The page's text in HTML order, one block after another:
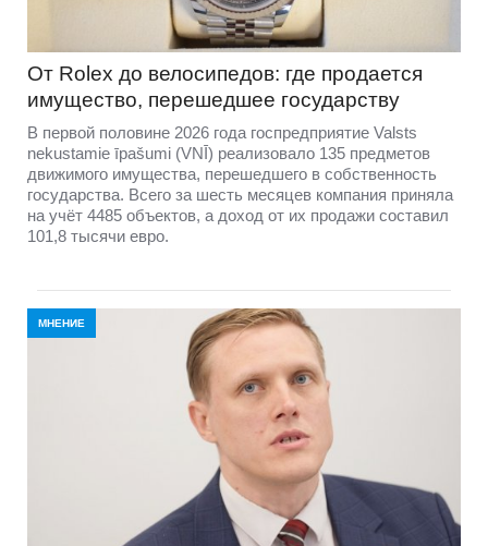
От Rolex до велосипедов: где продается
имущество, перешедшее государству
В первой половине 2026 года госпредприятие Valsts
nekustamie īpašumi (VNĪ) реализовало 135 предметов
движимого имущества, перешедшего в собственность
государства. Всего за шесть месяцев компания приняла
на учёт 4485 объектов, а доход от их продажи составил
101,8 тысячи евро.
МНЕНИЕ